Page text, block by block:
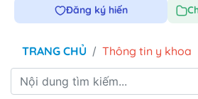
Đăng ký hiến
TRANG CHỦ Thông tin y khoa